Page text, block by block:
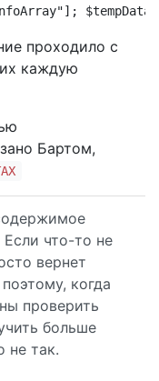
проходило с
каждую
Бартом,
Если что-то не
вернет
когда
проверить
больше
не так.